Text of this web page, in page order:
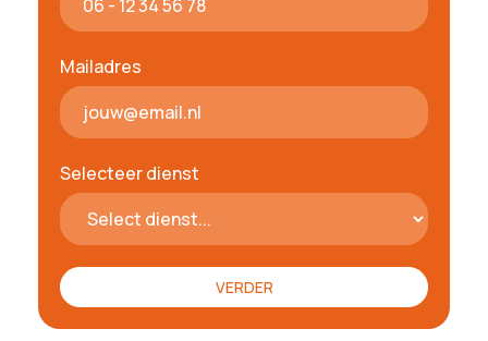
Mailadres
Selecteer dienst